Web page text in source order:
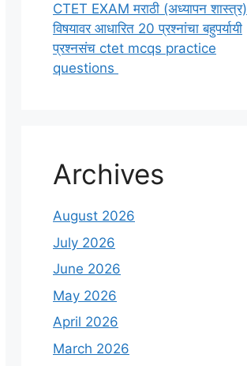
CTET EXAM मराठी (अध्यापन शास्त्र)
विषयावर आधारित 20 प्रश्नांचा बहुपर्यायी
प्रश्नसंच ctet mcqs practice
questions
Archives
August 2026
July 2026
June 2026
May 2026
April 2026
March 2026